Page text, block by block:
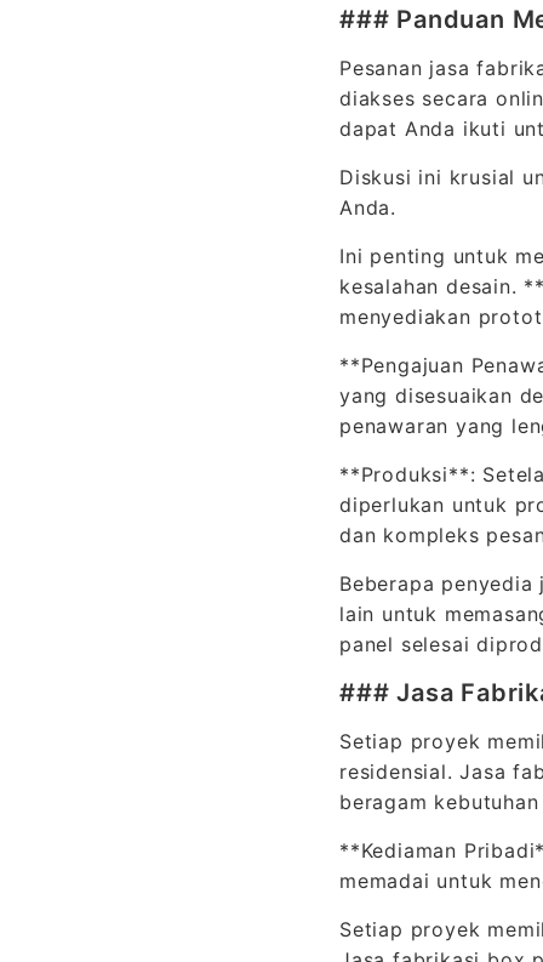
### Panduan
Pesanan jasa
diakses secara
dapat Anda ikuti
Diskusi ini krusial
Anda.
Ini penting untuk
kesalahan desain.
menyediakan
**Pengajuan
yang disesuaikan
penawaran yang
**Produksi**:
diperlukan untuk
dan kompleks
Beberapa
lain untuk
panel selesai
### Jasa
Setiap proyek
residensial. Jasa
beragam
**Kediaman
memadai untuk
Setiap proyek